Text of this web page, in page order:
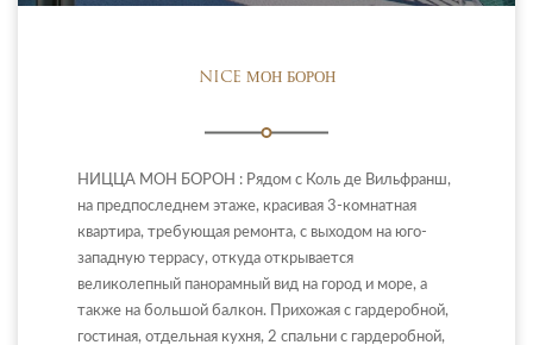
NICE МОН БОРОН
НИЦЦА МОН БОРОН : Рядом с Коль де Вильфранш,
на предпоследнем этаже, красивая 3-комнатная
квартира, требующая ремонта, с выходом на юго-
западную террасу, откуда открывается
великолепный панорамный вид на город и море, а
также на большой балкон. Прихожая с гардеробной,
гостиная, отдельная кухня, 2 спальни с гардеробной,